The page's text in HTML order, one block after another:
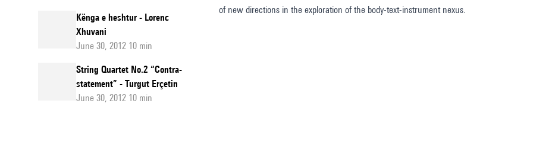
Kënga e heshtur - Lorenc
Xhuvani
June 30, 2012 10 min
String Quartet No.2 “Contra-
statement” - Turgut Erçetin
June 30, 2012 10 min
of new directions in the exploration of the body-text-instrument nexus.